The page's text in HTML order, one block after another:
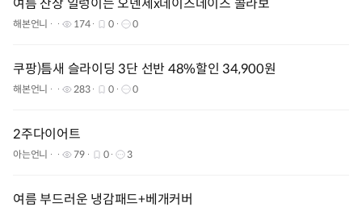
여름 잔상 일렁이는 오덴세x데이즈데이즈 콜라보
해본언니 174 0 0
쿠팡)틈새 슬라이딩 3단 선반 48%할인 34,900원
해본언니 283 0 0
2주다이어트
아는언니 79 0 3
여름 부드러운 냉감패드+베개커버